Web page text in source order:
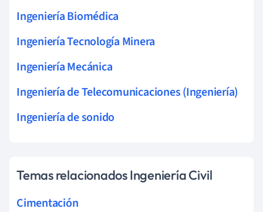
Ingeniería Biomédica
Ingeniería Tecnología Minera
Ingeniería Mecánica
Ingeniería de Telecomunicaciones (Ingeniería)
Ingeniería de sonido
Temas relacionados Ingeniería Civil
Cimentación